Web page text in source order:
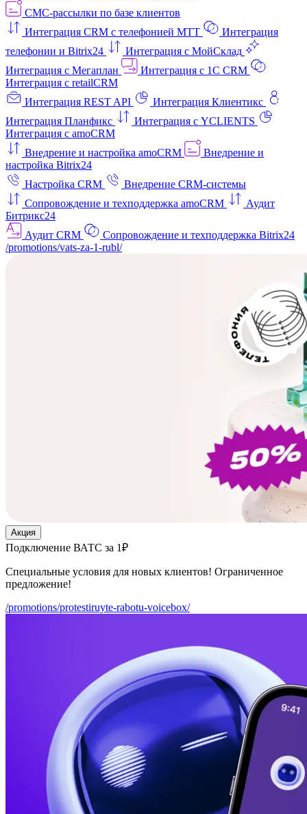
СМС-рассылки по базе клиентов
Интеграция CRM с телефонией МТТ
Интеграция
телефонии и Bitrix24
Интеграция с МойСклад
Интеграция с Мегаплан
Интеграция с 1C CRM
Интеграция с retailCRM
Интеграция REST API
Интеграция Клиентикс
Интеграция Планфикс
Интеграция с YCLIENTS
Интеграция с amoCRM
Внедрение и настройка amoCRM
Внедрение и
настройка Bitrix24
Настройка CRM
Внедрение CRM-системы
Сопровождение и техподдержка amoCRM
Аудит
Битрикс24
Аудит CRM
Сопровождение и техподдержка Bitrix24
/promotions/vats-za-1-rubl/
Акция
Подключение ВАТС за 1₽
Специальные условия для новых клиентов! Ограниченное
предложение!
/promotions/protestiruyte-rabotu-voicebox/